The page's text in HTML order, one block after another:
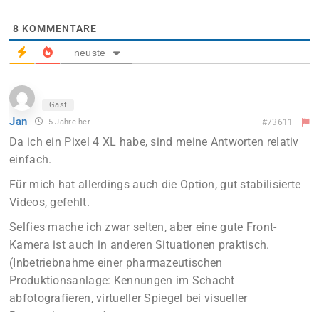
8 KOMMENTARE
neuste
Gast
Jan 5 Jahre her #73611
Da ich ein Pixel 4 XL habe, sind meine Antworten relativ
einfach.
Für mich hat allerdings auch die Option, gut stabilisierte
Videos, gefehlt.
Selfies mache ich zwar selten, aber eine gute Front-
Kamera ist auch in anderen Situationen praktisch.
(Inbetriebnahme einer pharmazeutischen
Produktionsanlage: Kennungen im Schacht
abfotografieren, virtueller Spiegel bei visueller